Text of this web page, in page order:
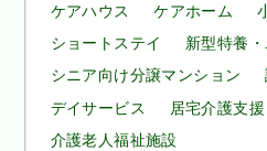
ケアハウス
ケアホーム
ショートステイ
新型特養
シニア向け分譲マンション
デイサービス
居宅介護支援
介護老人福祉施設